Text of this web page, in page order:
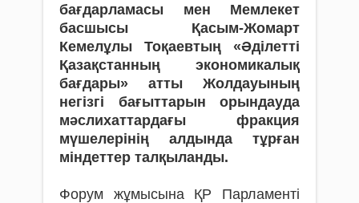
бағдарламасы мен Мемлекет
басшысы Қасым-Жомарт
Кемелұлы Тоқаевтың «Әділетті
Қазақстанның экономикалық
бағдары» атты Жолдауының
негізгі бағыттарын орындауда
мәслихаттардағы фракция
мүшелерінің алдында тұрған
міндеттер талқыланды.
Форум жұмысына ҚР Парламенті